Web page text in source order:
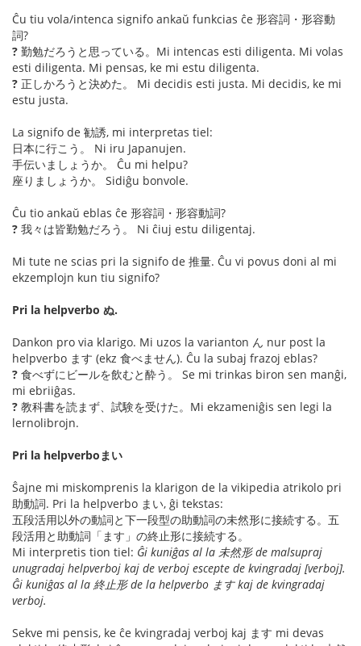
Ĉu tiu vola/intenca signifo ankaŭ funkcias ĉe 形容詞・形容動
詞?
? 勤勉だろうと思っている。Mi intencas esti diligenta. Mi volas
esti diligenta. Mi pensas, ke mi estu diligenta.
? 正しかろうと決めた。 Mi decidis esti justa. Mi decidis, ke mi
estu justa.
La signifo de 勧誘, mi interpretas tiel:
日本に行こう。 Ni iru Japanujen.
手伝いましょうか。 Ĉu mi helpu?
座りましょうか。 Sidiĝu bonvole.
Ĉu tio ankaŭ eblas ĉe 形容詞・形容動詞?
? 我々は皆勤勉だろう。 Ni ĉiuj estu diligentaj.
Mi tute ne scias pri la signifo de 推量. Ĉu vi povus doni al mi
ekzemplojn kun tiu signifo?
Pri la helpverbo ぬ.
Dankon pro via klarigo. Mi uzos la varianton ん nur post la
helpverbo ます (ekz 食べません). Ĉu la subaj frazoj eblas?
? 食べずにビールを飲むと酔う。 Se mi trinkas biron sen manĝi,
mi ebriiĝas.
? 教科書を読まず、試験を受けた。Mi ekzameniĝis sen legi la
lernolibrojn.
Pri la helpverboまい
Ŝajne mi miskomprenis la klarigon de la vikipedia atrikolo pri
助動詞. Pri la helpverbo まい, ĝi tekstas:
五段活用以外の動詞と下一段型の助動詞の未然形に接続する。五
段活用と助動詞「ます」の終止形に接続する。
Mi interpretis tion tiel: Ĝi kuniĝas al la 未然形 de malsupraj
unugradaj helpverboj kaj de verboj escepte de kvingradaj [verboj].
Ĝi kuniĝas al la 終止形 de la helpverbo ます kaj de kvingradaj
verboj.
Sekve mi pensis, ke ĉe kvingradaj verboj kaj ます mi devas